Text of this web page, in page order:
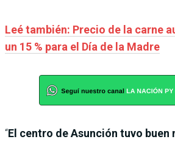
Leé también: Precio de la carne
un 15 % para el Día de la Madre
“El centro de Asunción tuvo